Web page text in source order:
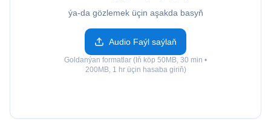
ýa-da gözlemek üçin aşakda basyň
Audio Faýl saýlaň
Goldanýan formatlar (Iň köp 50MB, 30 min •
200MB, 1 hr üçin hasaba giriň)